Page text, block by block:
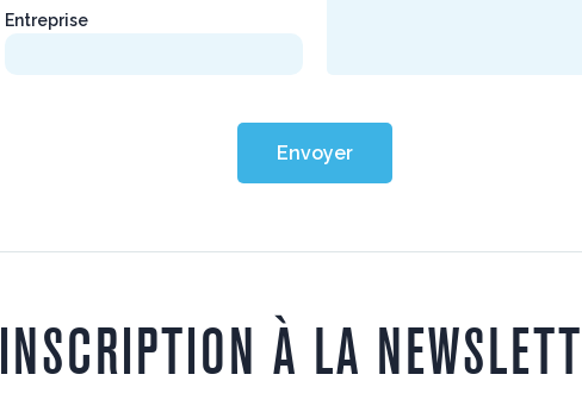
Entreprise
Envoyer
INSCRIPTION À LA